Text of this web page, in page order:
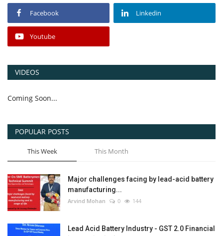
Facebook Linkedin
Youtube
VIDEOS
Coming Soon...
POPULAR POSTS
This Week This Month
Major challenges facing by lead-acid battery
manufacturing...
Arvind Mohan 0 144
Lead Acid Battery Industry - GST 2.0 Financial